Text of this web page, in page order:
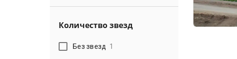
Количество звезд
Без звезд 1